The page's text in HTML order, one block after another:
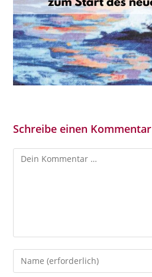
Schreibe einen Kommentar
Kommentar
Gib
deinen